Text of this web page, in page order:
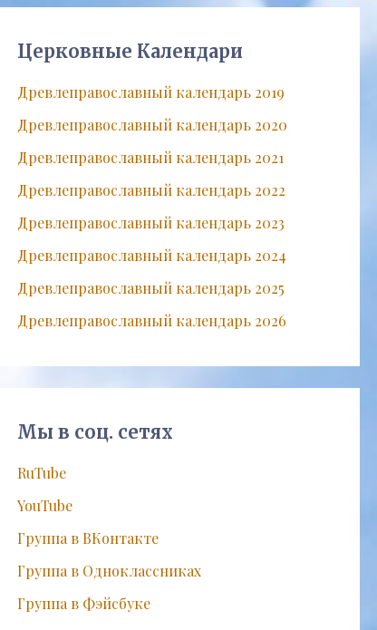
Церковные Календари
Древлеправославный календарь 2019
Древлеправославный календарь 2020
Древлеправославный календарь 2021
Древлеправославный календарь 2022
Древлеправославный календарь 2023
Древлеправославный календарь 2024
Древлеправославный календарь 2025
Древлеправославный календарь 2026
Мы в соц. сетях
RuTube
YouTube
Группа в ВКонтакте
Группа в Одноклассниках
Группа в Фэйсбуке